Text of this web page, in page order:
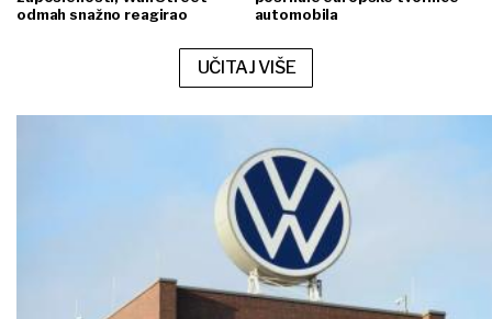
odmah snažno reagirao
automobila
UČITAJ VIŠE